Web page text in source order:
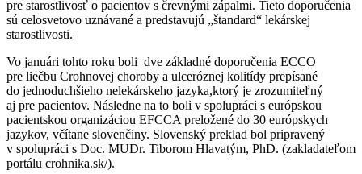
pre starostlivosť o pacientov s črevnými zápalmi. Tieto doporučenia
sú celosvetovo uznávané a predstavujú „štandard“ lekárskej
starostlivosti.
Vo januári tohto roku boli dve základné doporučenia ECCO
pre liečbu Crohnovej choroby a ulceróznej kolitídy prepísané
do jednoduchšieho nelekárskeho jazyka,ktorý je zrozumiteľný
aj pre pacientov. Následne na to boli v spolupráci s európskou
pacientskou organizáciou EFCCA preložené do 30 európskych
jazykov, včítane slovenčiny. Slovenský preklad bol pripravený
v spolupráci s Doc. MUDr. Tiborom Hlavatým, PhD. (zakladateľom
portálu crohnika.sk/).